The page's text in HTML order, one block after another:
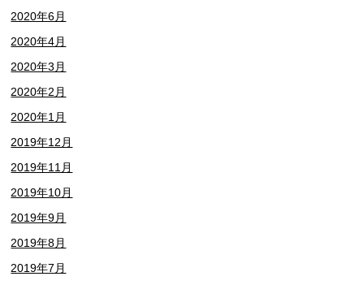
2020年6月
2020年4月
2020年3月
2020年2月
2020年1月
2019年12月
2019年11月
2019年10月
2019年9月
2019年8月
2019年7月